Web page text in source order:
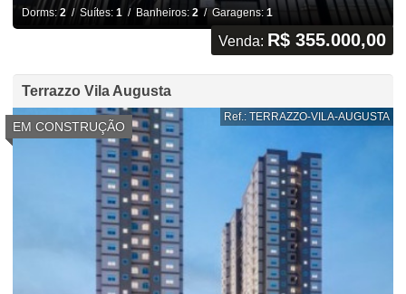
Dorms:2/ Suítes: 1 / Banheiros: 2 / Garagens: 1
Venda: R$ 355.000,00
Terrazzo Vila Augusta
EM CONSTRUÇÃO
Ref.: TERRAZZO-VILA-AUGUSTA